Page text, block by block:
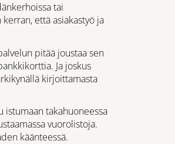
tai
että asiakastyö ja
pitää joustaa sen
Ja joskus
kirjoittamasta
takahuoneessa
vuorolistoja.
käänteessä.